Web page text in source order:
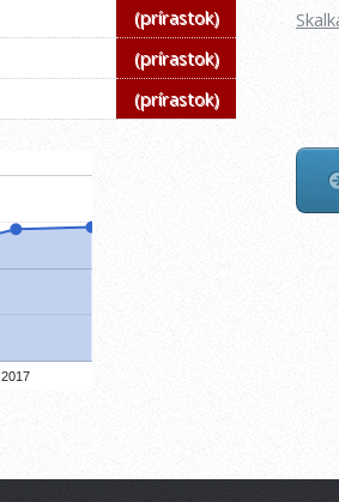
(prírastok)
(prírastok)
(prírastok)
2017